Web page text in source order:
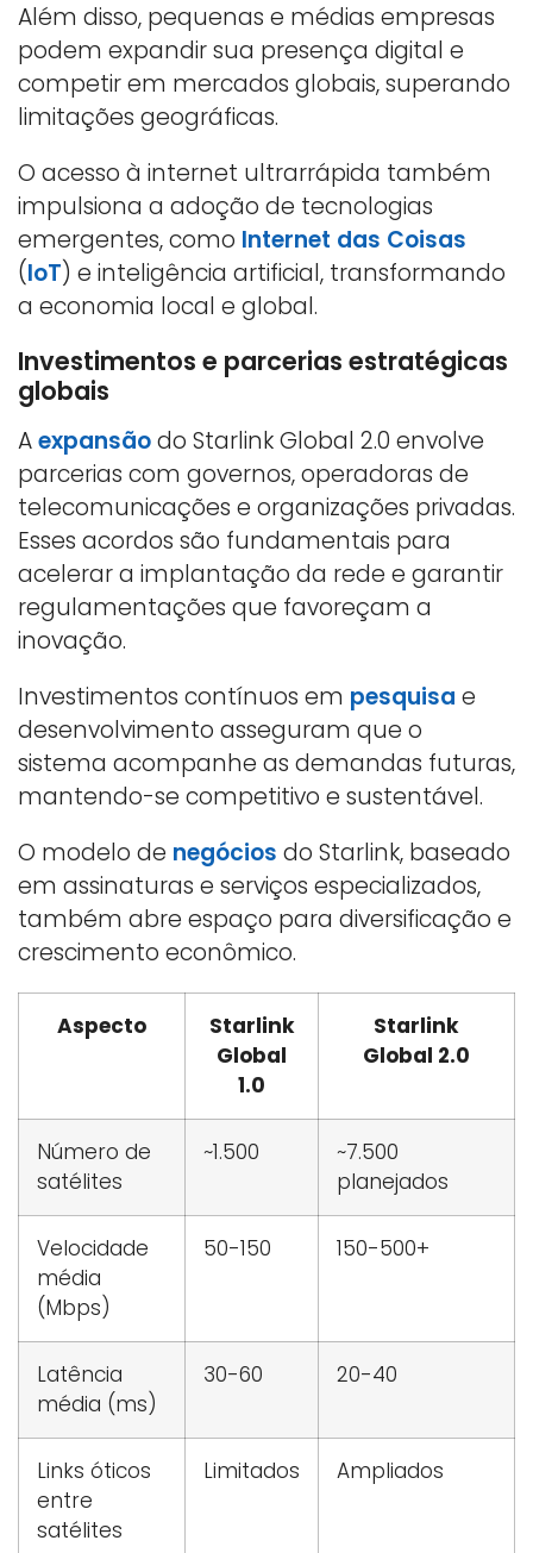
Além disso, pequenas e médias empresas
podem expandir sua presença digital e
competir em mercados globais, superando
limitações geográficas.
O acesso à internet ultrarrápida também
impulsiona a adoção de tecnologias
emergentes, como Internet das Coisas
(IoT) e inteligência artificial, transformando
a economia local e global.
Investimentos e parcerias estratégicas
globais
Aexpansãodo Starlink Global 2.0 envolve
parcerias com governos, operadoras de
telecomunicações e organizações privadas.
Esses acordos são fundamentais para
acelerar a implantação da rede e garantir
regulamentações que favoreçam a
inovação.
Investimentos contínuos em pesquisa e
desenvolvimento asseguram que o
sistema acompanhe as demandas futuras,
mantendo-se competitivo e sustentável.
O modelo de negócios do Starlink, baseado
em assinaturas e serviços especializados,
também abre espaço para diversificação e
crescimento econômico.
Aspecto
Starlink
Global
1.0
Starlink
Global 2.0
Número de
satélites
~1.500
~7.500
planejados
Velocidade
média
(Mbps)
50-150 150-500+
Latência
média (ms)
30-60 20-40
Links óticos
entre
satélites
Limitados Ampliados